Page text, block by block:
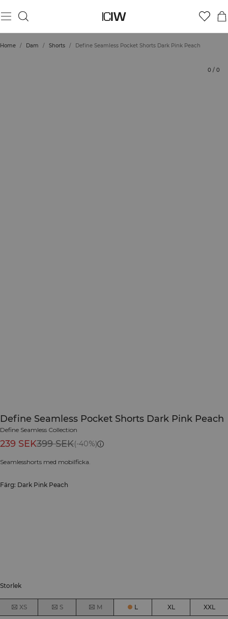
Home / Dam / Shorts / Define Seamless Pocket Shorts Dark Pink Peach
0 / 0
Define Seamless Pocket Shorts Dark Pink Peach
Define Seamless Collection
239 SEK399 SEK(-40%)
Seamlesshorts med mobilficka.
Färg: Dark Pink Peach
Storlek
XS S M L XL XXL